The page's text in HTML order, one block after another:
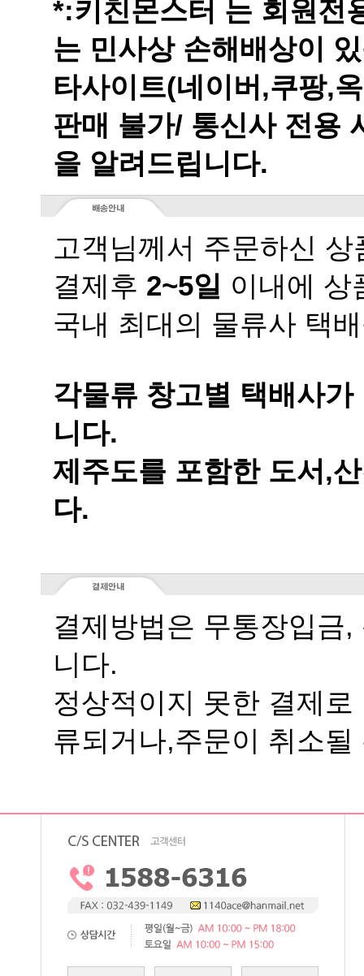
는 민사상 손해배상이
을 알려드립니다.
고객님께서 주문하신
결제후 2~5일 이내에 상
국내 최대의 물류사 택
니다.
다.
니다.
류되거나,주문이 취소될